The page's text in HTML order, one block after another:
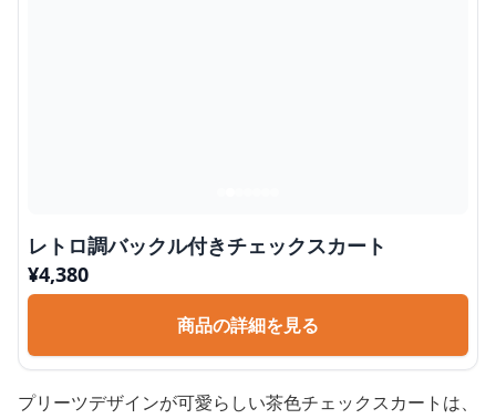
レトロ調バックル付きチェックスカート
¥4,380
商品の詳細を見る
プリーツデザインが可愛らしい茶色チェックスカートは、